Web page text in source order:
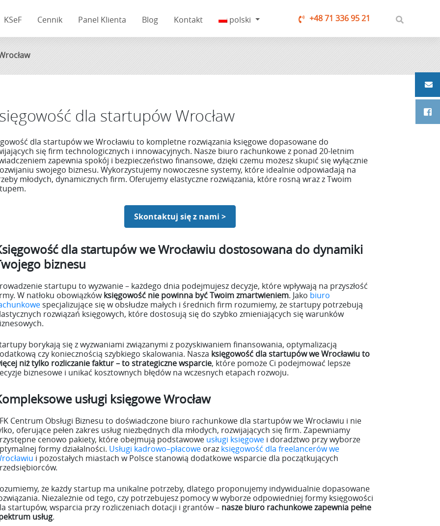
KSeF Cennik Panel Klienta Blog Kontakt polski +48 71 336 95 21
dla startupów Wrocław
dla startupów we Wrocławiu to kompletne rozwiązania księgowe dopasowane do
się firm technologicznych i innowacyjnych. Nasze biuro rachunkowe z ponad 20-letnim
zapewnia spokój i bezpieczeństwo finansowe, dzięki czemu możesz skupić się wyłącznie
swojego biznesu. Wykorzystujemy nowoczesne systemy, które idealnie odpowiadają na
młodych, dynamicznych firm. Oferujemy elastyczne rozwiązania, które rosną wraz z Twoim
Skontaktuj się z nami >
dla startupów we Wrocławiu dostosowana do dynamiki
biznesu
startupu to wyzwanie – każdego dnia podejmujesz decyzje, które wpływają na przyszłość
W natłoku obowiązkówksięgowość nie powinna być Twoim zmartwieniem. Jako biuro
specjalizujące się w obsłudze małych i średnich firm rozumiemy, że startupy potrzebują
rozwiązań księgowych, które dostosują się do szybko zmieniających się warunków
borykają się z wyzwaniami związanymi z pozyskiwaniem finansowania, optymalizacją
czy koniecznością szybkiego skalowania. Nasza księgowość dla startupów we Wrocławiu to
niż tylko rozliczanie faktur – to strategiczne wsparcie, które pomoże Ci podejmować lepsze
biznesowe i unikać kosztownych błędów na wczesnych etapach rozwoju.
usługi księgowe Wrocław
Centrum Obsługi Biznesu to doświadczone biuro rachunkowe dla startupów we Wrocławiu i nie
oferujące pełen zakres usług niezbędnych dla młodych, rozwijających się firm. Zapewniamy
cenowo pakiety, które obejmują podstawowe usługi księgowe i doradztwo przy wyborze
formy działalności. Usługi kadrowo–płacowe oraz księgowość dla freelancerów we
i pozostałych miastach w Polsce stanowią dodatkowe wsparcie dla początkujących
że każdy startup ma unikalne potrzeby, dlatego proponujemy indywidualnie dopasowane
Niezależnie od tego, czy potrzebujesz pomocy w wyborze odpowiedniej formy księgowości
startupów, wsparcia przy rozliczeniach dotacji i grantów – nasze biuro rachunkowe zapewnia pełne
usług.